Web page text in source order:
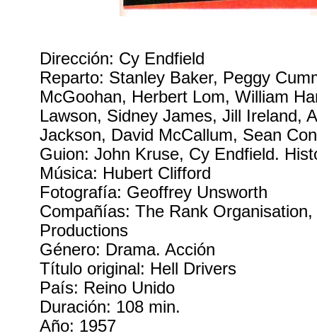
Dirección: Cy Endfield
Reparto: Stanley Baker, Peggy
McGoohan, Herbert Lom, William
Lawson, Sidney James, Jill Ireland,
Jackson, David McCallum, Sean
Guion: John Kruse, Cy Endfield.
Música: Hubert Clifford
Fotografía: Geoffrey Unsworth
Compañías: The Rank
Productions
Género: Drama. Acción
Título original: Hell Drivers
País: Reino Unido
Duración: 108 min.
Año: 1957